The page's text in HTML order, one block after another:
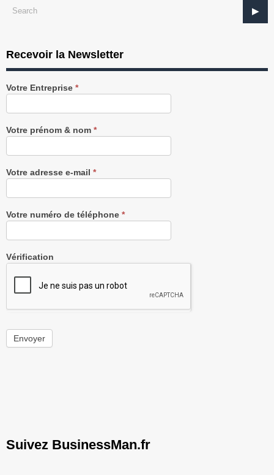
Recevoir la Newsletter
Recevez
notre
gratuitement
Votre Entreprise *
Votre prénom & nom *
Votre adresse e-mail *
Votre numéro de téléphone *
Vérification
Envoyer
Suivez BusinessMan.fr